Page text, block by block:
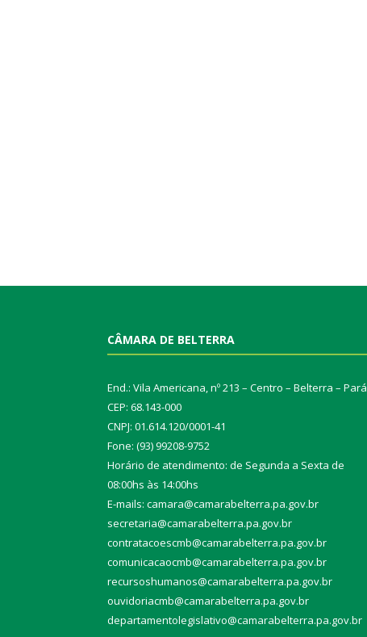
CÂMARA DE BELTERRA
End.: Vila Americana, nº 213 – Centro – Belterra – Pará
CEP: 68.143-000
CNPJ: 01.614.120/0001-41
Fone: (93) 99208-9752
Horário de atendimento: de Segunda a Sexta de
08:00hs às 14:00hs
E-mails: camara@camarabelterra.pa.gov.br
secretaria@camarabelterra.pa.gov.br
contratacoescmb@camarabelterra.pa.gov.br
comunicacaocmb@camarabelterra.pa.gov.br
recursoshumanos@camarabelterra.pa.gov.br
ouvidoriacmb@camarabelterra.pa.gov.br
departamentolegislativo@camarabelterra.pa.gov.br